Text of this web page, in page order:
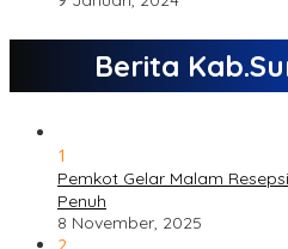
Berita
1
Pemkot Gelar Malam
Penuh
8 November, 2025